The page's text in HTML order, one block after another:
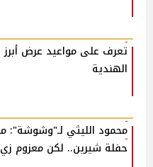
تعرف على مواعيد عرض
الهندية
محمود الليثي
حفلة شيرين.. لكن معزوم